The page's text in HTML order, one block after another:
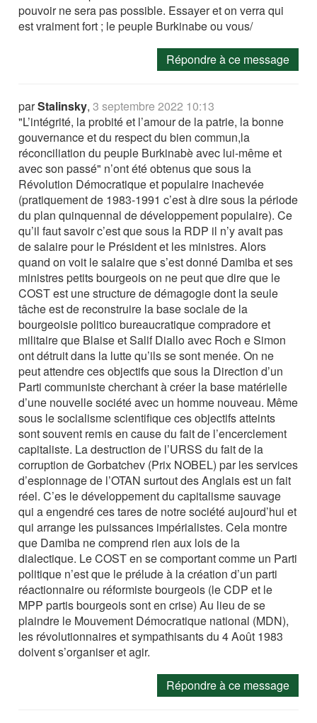
pouvoir ne sera pas possible. Essayer et on verra qui
est vraiment fort ; le peuple Burkinabe ou vous/
Répondre à ce message
parStalinsky,3 septembre 2022 10:13
"L’intégrité, la probité et l’amour de la patrie, la bonne
gouvernance et du respect du bien commun,la
réconciliation du peuple Burkinabè avec lui-même et
avec son passé" n’ont été obtenus que sous la
Révolution Démocratique et populaire inachevée
(pratiquement de 1983-1991 c’est à dire sous la période
du plan quinquennal de développement populaire). Ce
qu’il faut savoir c’est que sous la RDP il n’y avait pas
de salaire pour le Président et les ministres. Alors
quand on voit le salaire que s’est donné Damiba et ses
ministres petits bourgeois on ne peut que dire que le
COST est une structure de démagogie dont la seule
tâche est de reconstruire la base sociale de la
bourgeoisie politico bureaucratique compradore et
militaire que Blaise et Salif Diallo avec Roch e Simon
ont détruit dans la lutte qu’ils se sont menée. On ne
peut attendre ces objectifs que sous la Direction d’un
Parti communiste cherchant à créer la base matérielle
d’une nouvelle société avec un homme nouveau. Même
sous le socialisme scientifique ces objectifs atteints
sont souvent remis en cause du fait de l’encerclement
capitaliste. La destruction de l’URSS du fait de la
corruption de Gorbatchev (Prix NOBEL) par les services
d’espionnage de l’OTAN surtout des Anglais est un fait
réel. C’es le développement du capitalisme sauvage
qui a engendré ces tares de notre société aujourd’hui et
qui arrange les puissances impérialistes. Cela montre
que Damiba ne comprend rien aux lois de la
dialectique. Le COST en se comportant comme un Parti
politique n’est que le prélude à la création d’un parti
réactionnaire ou réformiste bourgeois (le CDP et le
MPP partis bourgeois sont en crise) Au lieu de se
plaindre le Mouvement Démocratique national (MDN),
les révolutionnaires et sympathisants du 4 Août 1983
doivent s’organiser et agir.
Répondre à ce message